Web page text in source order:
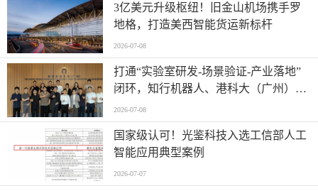
​3亿美元升级枢纽！旧金山机场携手罗
地格，打造美西智能货运新标杆
2026-07-08
打通“实验室研发-场景验证-产业落地”
闭环，知行机器人、港科大（广州）、
北京粤电三方联合解锁城市服务机器人
规模化应用
2026-07-08
国家级认可！光鉴科技入选工信部人工
智能应用典型案例
2026-07-07